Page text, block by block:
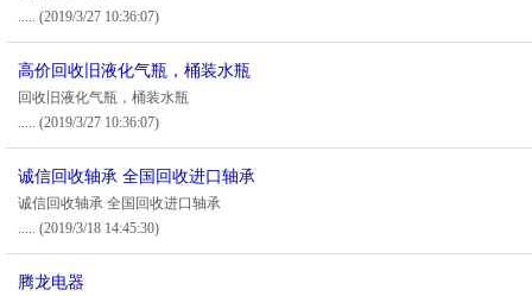
..... (2019/3/27 10:36:07)
高价回收旧液化气瓶，桶装水瓶
回收旧液化气瓶，桶装水瓶
..... (2019/3/27 10:36:07)
诚信回收轴承 全国回收进口轴承
诚信回收轴承 全国回收进口轴承
..... (2019/3/18 14:45:30)
腾龙电器